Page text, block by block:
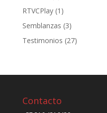
RTVCPlay(1)
Semblanzas (3)
Testimonios (27)
Contacto